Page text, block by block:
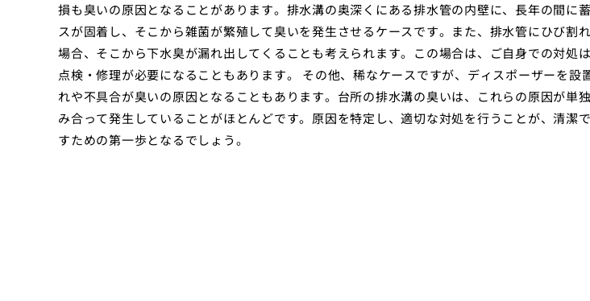
損も臭いの原因となることがあります。排水溝の奥深くにある排水管の内壁に、長年の間に
スが固着し、そこから雑菌が繁殖して臭いを発生させるケースです。また、排水管にひび割
場合、そこから下水臭が漏れ出してくることも考えられます。この場合は、ご自身での対処
点検・修理が必要になることもあります。 その他、稀なケースですが、ディスポーザーを設
れや不具合が臭いの原因となることもあります。台所の排水溝の臭いは、これらの原因が単
み合って発生していることがほとんどです。原因を特定し、適切な対処を行うことが、清潔
すための第一歩となるでしょう。